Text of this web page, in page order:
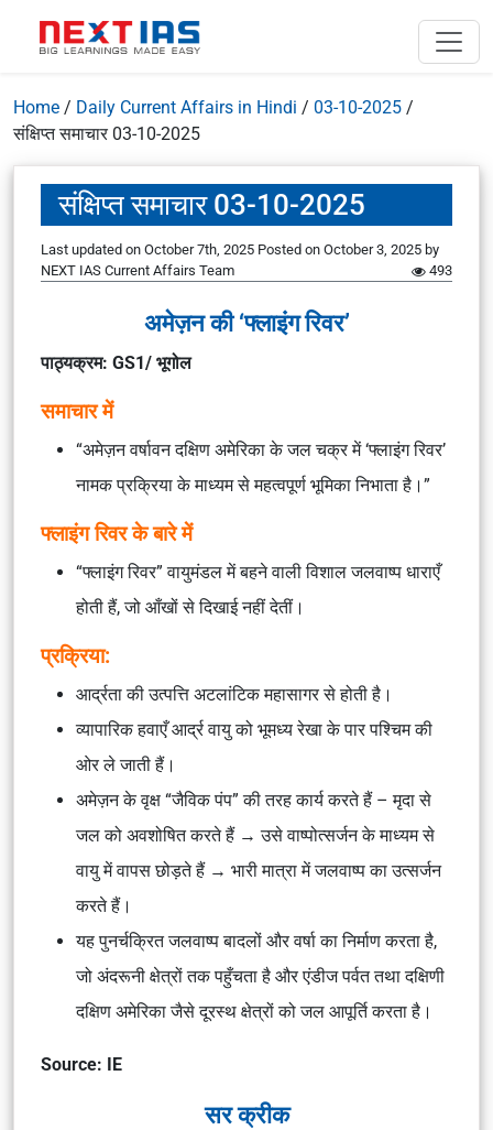
Home / Daily Current Affairs in Hindi / 03-10-2025 /
संक्षिप्त समाचार 03-10-2025
संक्षिप्त समाचार 03-10-2025
Last updated on October 7th, 2025 Posted on October 3, 2025 by
NEXT IAS Current Affairs Team
493
अमेज़न की ‘फ्लाइंग रिवर’
पाठ्यक्रम: GS1/ भूगोल
समाचार में
“अमेज़न वर्षावन दक्षिण अमेरिका के जल चक्र में ‘फ्लाइंग रिवर’
नामक प्रक्रिया के माध्यम से महत्वपूर्ण भूमिका निभाता है।”
फ्लाइंग रिवर के बारे में
“फ्लाइंग रिवर” वायुमंडल में बहने वाली विशाल जलवाष्प धाराएँ
होती हैं, जो आँखों से दिखाई नहीं देतीं।
प्रक्रिया:
आर्द्रता की उत्पत्ति अटलांटिक महासागर से होती है।
व्यापारिक हवाएँ आर्द्र वायु को भूमध्य रेखा के पार पश्चिम की
ओर ले जाती हैं।
अमेज़न के वृक्ष “जैविक पंप” की तरह कार्य करते हैं – मृदा से
जल को अवशोषित करते हैं → उसे वाष्पोत्सर्जन के माध्यम से
वायु में वापस छोड़ते हैं → भारी मात्रा में जलवाष्प का उत्सर्जन
करते हैं।
यह पुनर्चक्रित जलवाष्प बादलों और वर्षा का निर्माण करता है,
जो अंदरूनी क्षेत्रों तक पहुँचता है और एंडीज पर्वत तथा दक्षिणी
दक्षिण अमेरिका जैसे दूरस्थ क्षेत्रों को जल आपूर्ति करता है।
Source: IE
सर क्रीक